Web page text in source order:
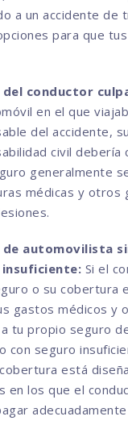
a un accidente de
para que
del conductor
en el que
del accidente,
civil debería
generalmente
médicas y otros
de automovilista
Si el
o su cobertura
gastos médicos y
tu propio seguro
con seguro
está
en los que el